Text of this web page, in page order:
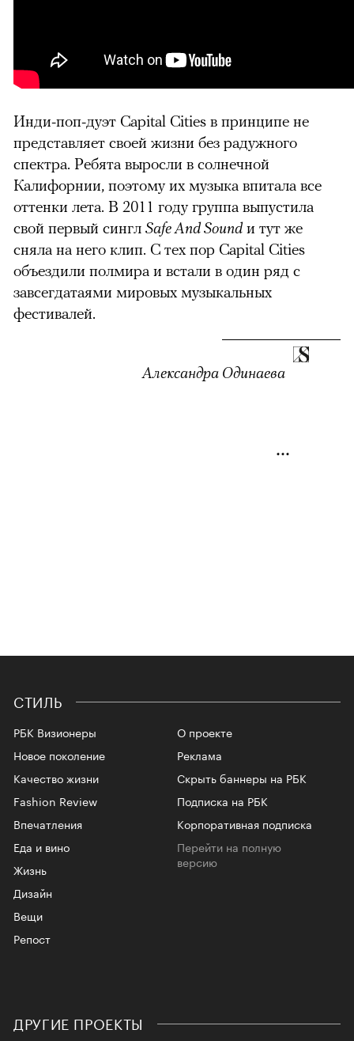
00:00/ 00:00
можно через
Инди-поп-дуэт Capital Cities в принципе не
представляет своей жизни без радужного
спектра. Ребята выросли в солнечной
Калифорнии, поэтому их музыка впитала все
оттенки лета. В 2011 году группа выпустила
свой первый сингл Safe And Soundи тут же
сняла на него клип. С тех пор Capital Cities
объездили полмира и встали в один ряд с
завсегдатаями мировых музыкальных
фестивалей.
Александра Одинаева
СТИЛЬ
РБК Визионеры
Новое поколение
Качество жизни
Fashion Review
Впечатления
Еда и вино
Жизнь
Дизайн
Вещи
Репост
О проекте
Реклама
Скрыть баннеры на РБК
Подписка на РБК
Корпоративная подписка
Перейти на полную
версию
ДРУГИЕ ПРОЕКТЫ